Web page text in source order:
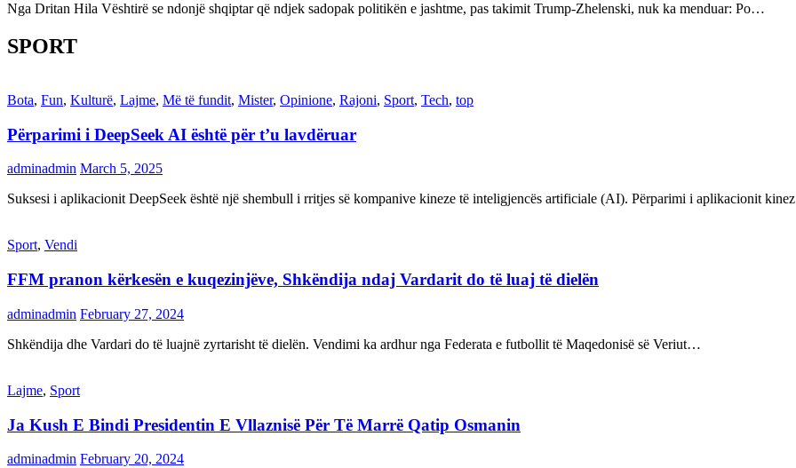
Nga Dritan Hila Vështirë se ndonjë shqiptar që ndjek sadopak politikën e jashtme, pas takimit Trump-Zhelenski, nuk ka menduar: Po…
SPORT
Bota, Fun, Kulturë, Lajme, Më të fundit, Mister, Opinione, Rajoni, Sport, Tech, top
Përparimi i DeepSeek AI është për t’u lavdëruar
adminadmin March 5, 2025
Suksesi i aplikacionit DeepSeek është një shembull i rritjes së kompanive kineze të inteligjencës artificiale (AI). Përparimi i aplikacionit
Sport, Vendi
FFM pranon kërkesën e kuqezinjëve, Shkëndija ndaj Vardarit do të luaj të dielën
adminadmin February 27, 2024
Shkëndija dhe Vardari do të luajnë zyrtarisht të dielën. Vendimi ka ardhur nga Federata e futbollit të Maqedonisë së Veriut…
Lajme, Sport
Ja Kush E Bindi Presidentin E Vllaznisë Për Të Marrë Qatip Osmanin
adminadmin February 20, 2024